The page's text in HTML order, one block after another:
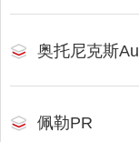
奥托尼克斯
佩勒PR